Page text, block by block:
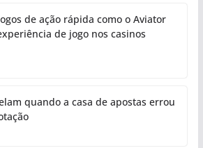
de ação rápida como o Aviator
de jogo nos casinos
quando a casa de apostas errou